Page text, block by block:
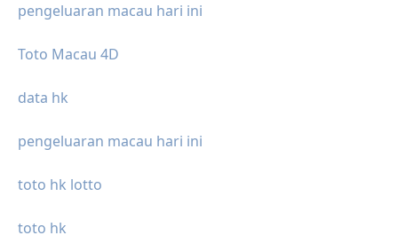
pengeluaran macau hari ini
Toto Macau 4D
data hk
pengeluaran macau hari ini
toto hk lotto
toto hk